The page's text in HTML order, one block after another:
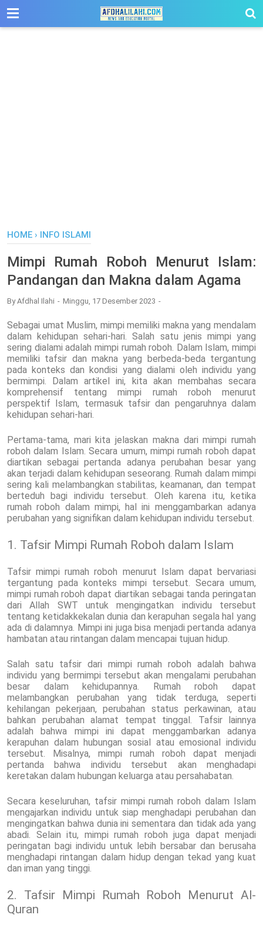
-->
HOME › INFO ISLAMI
Mimpi Rumah Roboh Menurut Islam:
Pandangan dan Makna dalam Agama
ByAfdhal Ilahi Minggu, 17 Desember 2023
Sebagai umat Muslim, mimpi memiliki makna yang mendalam
dalam kehidupan sehari-hari. Salah satu jenis mimpi yang
sering dialami adalah mimpi rumah roboh. Dalam Islam, mimpi
memiliki tafsir dan makna yang berbeda-beda tergantung
pada konteks dan kondisi yang dialami oleh individu yang
bermimpi. Dalam artikel ini, kita akan membahas secara
komprehensif tentang mimpi rumah roboh menurut
perspektif Islam, termasuk tafsir dan pengaruhnya dalam
kehidupan sehari-hari.
Pertama-tama, mari kita jelaskan makna dari mimpi rumah
roboh dalam Islam. Secara umum, mimpi rumah roboh dapat
diartikan sebagai pertanda adanya perubahan besar yang
akan terjadi dalam kehidupan seseorang. Rumah dalam mimpi
sering kali melambangkan stabilitas, keamanan, dan tempat
berteduh bagi individu tersebut. Oleh karena itu, ketika
rumah roboh dalam mimpi, hal ini menggambarkan adanya
perubahan yang signifikan dalam kehidupan individu tersebut.
1. Tafsir Mimpi Rumah Roboh dalam Islam
Tafsir mimpi rumah roboh menurut Islam dapat bervariasi
tergantung pada konteks mimpi tersebut. Secara umum,
mimpi rumah roboh dapat diartikan sebagai tanda peringatan
dari Allah SWT untuk mengingatkan individu tersebut
tentang ketidakkekalan dunia dan kerapuhan segala hal yang
ada di dalamnya. Mimpi ini juga bisa menjadi pertanda adanya
hambatan atau rintangan dalam mencapai tujuan hidup.
Salah satu tafsir dari mimpi rumah roboh adalah bahwa
individu yang bermimpi tersebut akan mengalami perubahan
besar dalam kehidupannya. Rumah roboh dapat
melambangkan perubahan yang tidak terduga, seperti
kehilangan pekerjaan, perubahan status perkawinan, atau
bahkan perubahan alamat tempat tinggal. Tafsir lainnya
adalah bahwa mimpi ini dapat menggambarkan adanya
kerapuhan dalam hubungan sosial atau emosional individu
tersebut. Misalnya, mimpi rumah roboh dapat menjadi
pertanda bahwa individu tersebut akan menghadapi
keretakan dalam hubungan keluarga atau persahabatan.
Secara keseluruhan, tafsir mimpi rumah roboh dalam Islam
mengajarkan individu untuk siap menghadapi perubahan dan
mengingatkan bahwa dunia ini sementara dan tidak ada yang
abadi. Selain itu, mimpi rumah roboh juga dapat menjadi
peringatan bagi individu untuk lebih bersabar dan berusaha
menghadapi rintangan dalam hidup dengan tekad yang kuat
dan iman yang tinggi.
2. Tafsir Mimpi Rumah Roboh Menurut Al-
Quran